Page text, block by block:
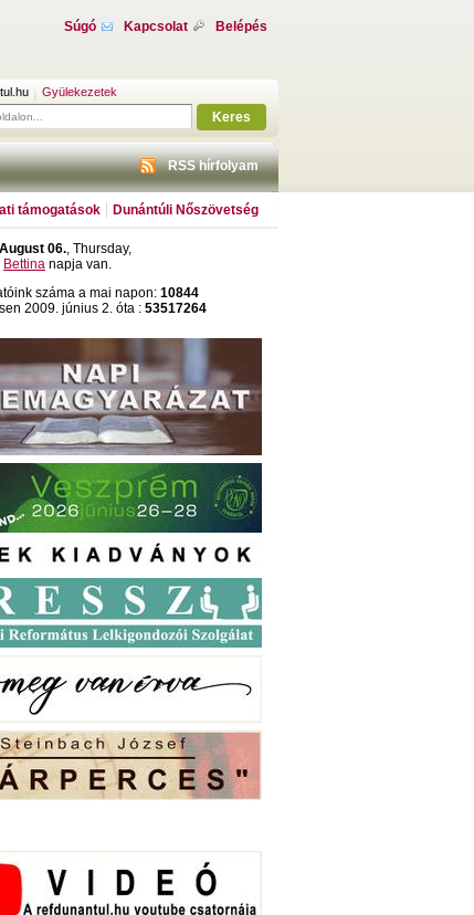
Súgó Kapcsolat Belépés
Gyülekezetek
Keres
RSS hírfolyam
támogatások Dunántúli Nőszövetség
06., Thursday,
Bettina napja van.
száma a mai napon: 10844
2009. június 2. óta : 53517264